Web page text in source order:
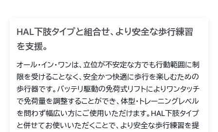
HAL下肢タイプと組合せ、より安全な歩行練習
を支援。
オール・イン・ワンは、立位が不安定な方でも行動範囲に制
限を受けることなく、安全かつ快適に歩行を楽しむための
歩行器です。バッテリ駆動の免荷式リフトによりワンタッチ
で免荷量を調整することができ、体型・トレーニングレベル
を問わず幅広い方にご使用いただけます。HAL下肢タイプ
と併せてお使いいただくことで、より安全な歩行練習を提